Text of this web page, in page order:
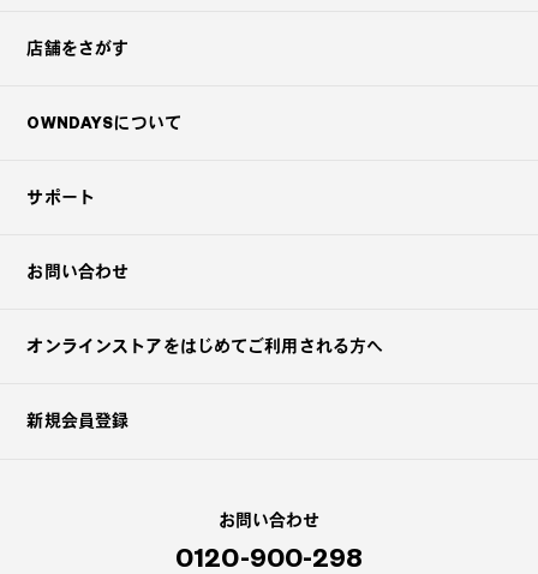
店舗をさがす
OWNDAYSについて
サポート
お問い合わせ
オンラインストアをはじめてご利用される方へ
新規会員登録
お問い合わせ
0120-900-298